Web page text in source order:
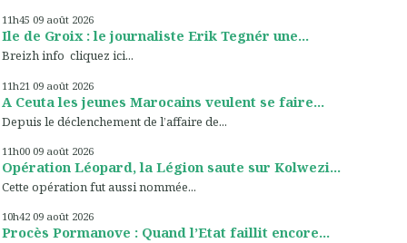
11h45 09 août 2026
Ile de Groix : le journaliste Erik Tegnér une...
Breizh info cliquez ici...
11h21 09 août 2026
A Ceuta les jeunes Marocains veulent se faire...
Depuis le déclenchement de l’affaire de...
11h00 09 août 2026
Opération Léopard, la Légion saute sur Kolwezi...
Cette opération fut aussi nommée...
10h42 09 août 2026
Procès Pormanove : Quand l’Etat faillit encore...